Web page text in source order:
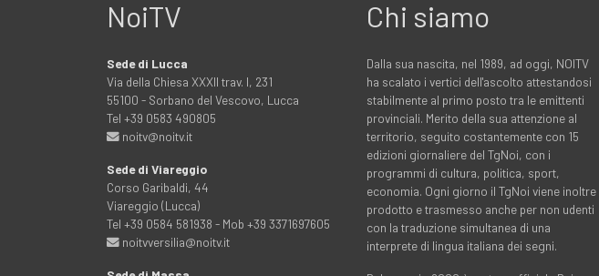
NoiTV
Sede di Lucca
Via della Chiesa XXXII trav. I, 231
55100 - Sorbano del Vescovo, Lucca
Tel +39 0583 490805
noitv@noitv.it
Sede di Viareggio
Corso Garibaldi, 44
Viareggio (Lucca)
Tel +39 0584 581938 - Mob +39 3371697605
noitvversilia@noitv.it
Chi siamo
Dalla sua nascita, nel 1989, ad oggi, NOITV
ha scalato i vertici dell'ascolto attestandosi
stabilmente al primo posto tra le emittenti
provinciali. Merito della sua attenzione al
territorio, seguito costantemente con 15
edizioni giornaliere del TgNoi, con i
programmi di cultura, politica, sport,
economia. Ogni giorno il TgNoi viene inoltre
prodotto e trasmesso anche per non udenti
con la traduzione simultanea di una
interprete di lingua italiana dei segni.